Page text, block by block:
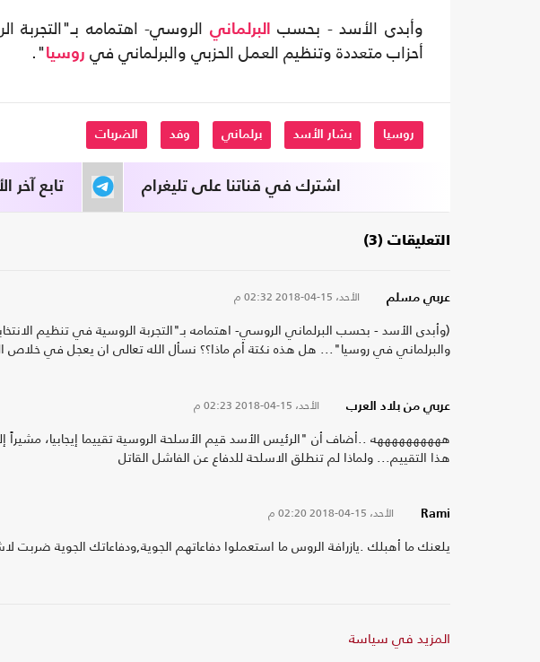
وأبدى الأسد - بحسب البرلماني الروسي- اهتمامه بـ"التجربة
أحزاب متعددة وتنظيم العمل الحزبي والبرلماني في روسيا".
روسيا بشار الأسد برلماني وفد الضربات
تابع آخر اشترك في قناتنا على تليغرام
التعليقات (3)
عربي مسلم الأحد، 15-04-2018 02:32 م
(وأبدى الأسد - بحسب البرلماني الروسي- اهتمامه بـ"التجربة الروسية في تنظيم
والبرلماني في روسيا"... هل هذه نكتة أم ماذا؟؟ نسأل الله تعالى ان يعجل في خلاص
عربي من بلاد العرب الأحد، 15-04-2018 02:23 م
ههههههههههه ..أضاف أن "الرئيس الأسد قيم الأسلحة الروسية تقييما إيجابيا،
هذا التقييم... ولماذا لم تنطلق الاسلحة للدفاع عن الفاشل القاتل
Rami الأحد، 15-04-2018 02:20 م
يلعنك ما أهبلك .يازرافة الروس ما استعملوا دفاعاتهم الجوية,ودفاعاتك الجوية
المزيد في سياسة